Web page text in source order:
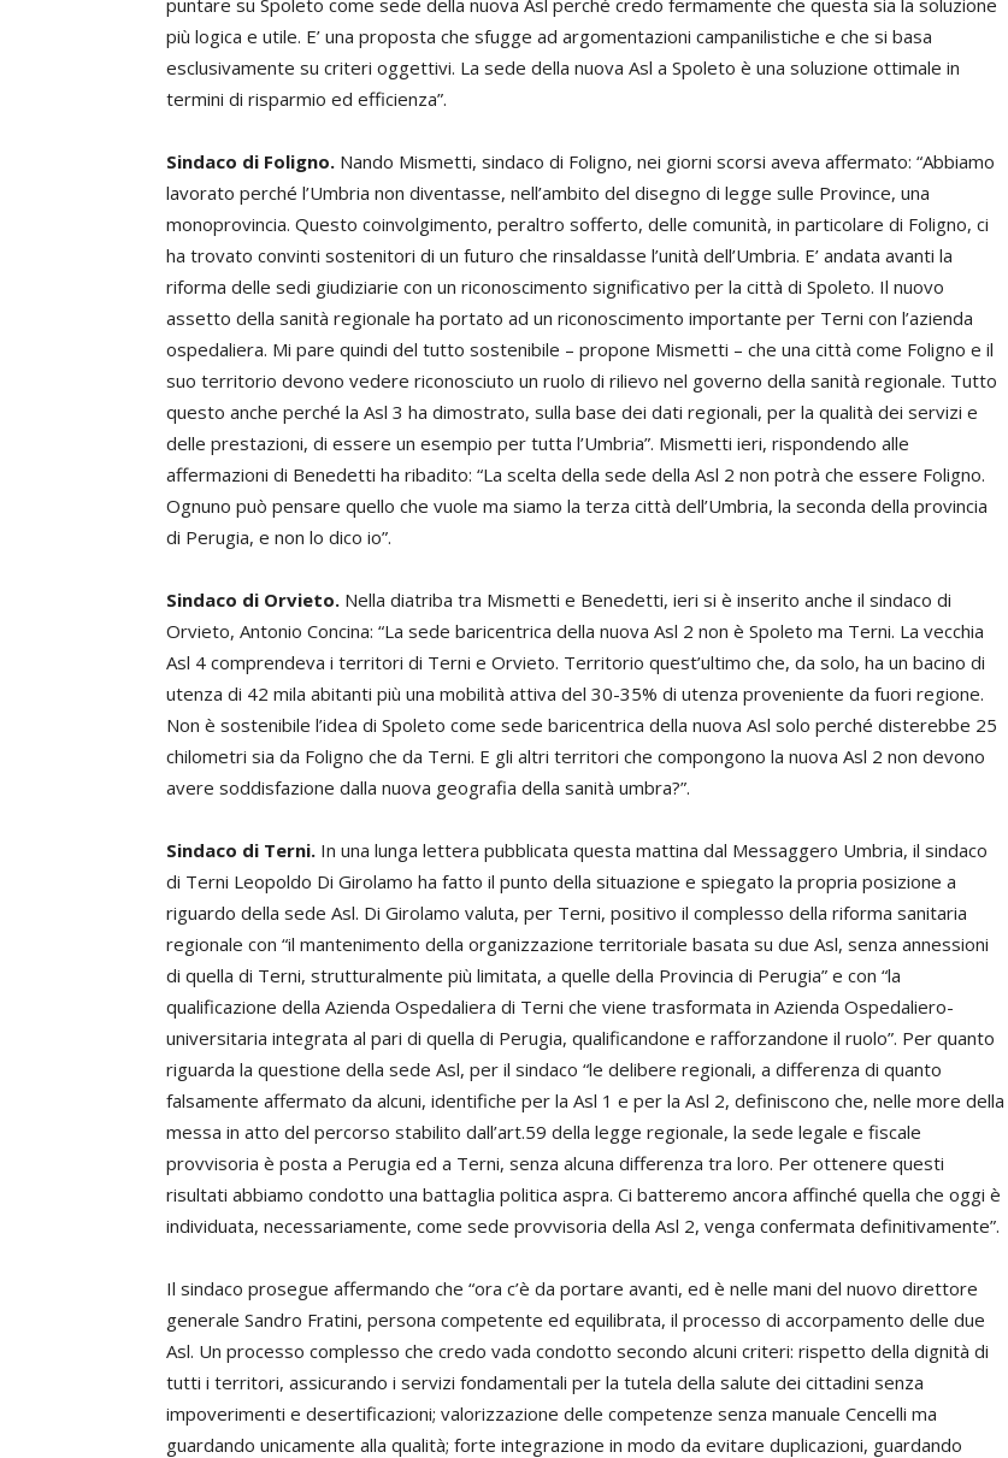
puntare su Spoleto come sede della nuova Asl perché credo fermamente che questa sia la soluzione
più logica e utile. E’ una proposta che sfugge ad argomentazioni campanilistiche e che si basa
esclusivamente su criteri oggettivi. La sede della nuova Asl a Spoleto è una soluzione ottimale in
termini di risparmio ed efficienza”.
Sindaco di Foligno. Nando Mismetti, sindaco di Foligno, nei giorni scorsi aveva affermato: “Abbiamo
lavorato perché l’Umbria non diventasse, nell’ambito del disegno di legge sulle Province, una
monoprovincia. Questo coinvolgimento, peraltro sofferto, delle comunità, in particolare di Foligno, ci
ha trovato convinti sostenitori di un futuro che rinsaldasse l’unità dell’Umbria. E’ andata avanti la
riforma delle sedi giudiziarie con un riconoscimento significativo per la città di Spoleto. Il nuovo
assetto della sanità regionale ha portato ad un riconoscimento importante per Terni con l’azienda
ospedaliera. Mi pare quindi del tutto sostenibile – propone Mismetti – che una città come Foligno e il
suo territorio devono vedere riconosciuto un ruolo di rilievo nel governo della sanità regionale. Tutto
questo anche perché la Asl 3 ha dimostrato, sulla base dei dati regionali, per la qualità dei servizi e
delle prestazioni, di essere un esempio per tutta l’Umbria”. Mismetti ieri, rispondendo alle
affermazioni di Benedetti ha ribadito: “La scelta della sede della Asl 2 non potrà che essere Foligno.
Ognuno può pensare quello che vuole ma siamo la terza città dell’Umbria, la seconda della provincia
di Perugia, e non lo dico io”.
Sindaco di Orvieto. Nella diatriba tra Mismetti e Benedetti, ieri si è inserito anche il sindaco di
Orvieto, Antonio Concina: “La sede baricentrica della nuova Asl 2 non è Spoleto ma Terni. La vecchia
Asl 4 comprendeva i territori di Terni e Orvieto. Territorio quest’ultimo che, da solo, ha un bacino di
utenza di 42 mila abitanti più una mobilità attiva del 30-35% di utenza proveniente da fuori regione.
Non è sostenibile l’idea di Spoleto come sede baricentrica della nuova Asl solo perché disterebbe 25
chilometri sia da Foligno che da Terni. E gli altri territori che compongono la nuova Asl 2 non devono
avere soddisfazione dalla nuova geografia della sanità umbra?”.
Sindaco di Terni. In una lunga lettera pubblicata questa mattina dal Messaggero Umbria, il sindaco
di Terni Leopoldo Di Girolamo ha fatto il punto della situazione e spiegato la propria posizione a
riguardo della sede Asl. Di Girolamo valuta, per Terni, positivo il complesso della riforma sanitaria
regionale con “il mantenimento della organizzazione territoriale basata su due Asl, senza annessioni
di quella di Terni, strutturalmente più limitata, a quelle della Provincia di Perugia” e con “la
qualificazione della Azienda Ospedaliera di Terni che viene trasformata in Azienda Ospedaliero-
universitaria integrata al pari di quella di Perugia, qualificandone e rafforzandone il ruolo”. Per quanto
riguarda la questione della sede Asl, per il sindaco “le delibere regionali, a differenza di quanto
falsamente affermato da alcuni, identifiche per la Asl 1 e per la Asl 2, definiscono che, nelle more della
messa in atto del percorso stabilito dall’art.59 della legge regionale, la sede legale e fiscale
provvisoria è posta a Perugia ed a Terni, senza alcuna differenza tra loro. Per ottenere questi
risultati abbiamo condotto una battaglia politica aspra. Ci batteremo ancora affinché quella che oggi è
individuata, necessariamente, come sede provvisoria della Asl 2, venga confermata definitivamente”.
Il sindaco prosegue affermando che “ora c’è da portare avanti, ed è nelle mani del nuovo direttore
generale Sandro Fratini, persona competente ed equilibrata, il processo di accorpamento delle due
Asl. Un processo complesso che credo vada condotto secondo alcuni criteri: rispetto della dignità di
tutti i territori, assicurando i servizi fondamentali per la tutela della salute dei cittadini senza
impoverimenti e desertificazioni; valorizzazione delle competenze senza manuale Cencelli ma
guardando unicamente alla qualità; forte integrazione in modo da evitare duplicazioni, guardando